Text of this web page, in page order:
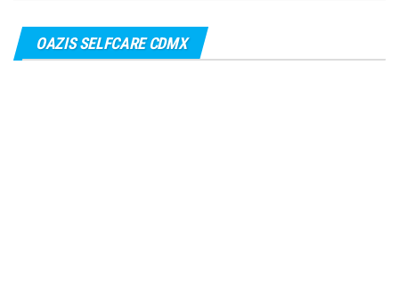
OAZIS SELFCARE CDMX